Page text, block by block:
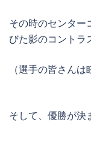
その時のセンター
びた影のコントラ
（選手の皆さん
そして、優勝が決